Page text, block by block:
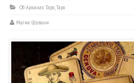
Об Арканах Таро,Таро
Магия Шувани